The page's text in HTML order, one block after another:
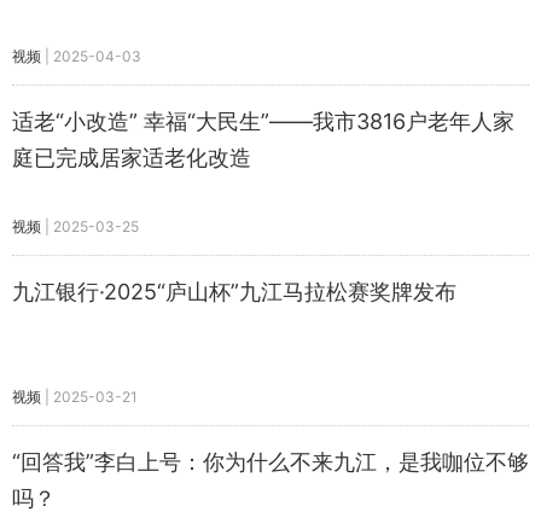
视频 2025-04-03
适老“小改造” 幸福“大民生”——我市3816户老年人家
庭已完成居家适老化改造
视频 2025-03-25
九江银行·2025“庐山杯”九江马拉松赛奖牌发布
视频 2025-03-21
“回答我”李白上号：你为什么不来九江，是我咖位不够
吗？